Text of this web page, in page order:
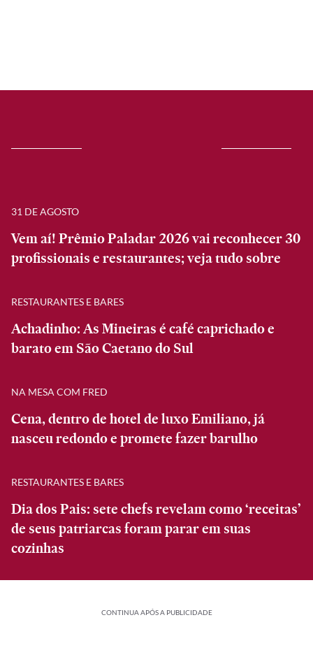
31 DE AGOSTO
Vem aí! Prêmio Paladar 2026 vai reconhecer 30
profissionais e restaurantes; veja tudo sobre
RESTAURANTES E BARES
Achadinho: As Mineiras é café caprichado e
barato em São Caetano do Sul
NA MESA COM FRED
Cena, dentro de hotel de luxo Emiliano, já
nasceu redondo e promete fazer barulho
RESTAURANTES E BARES
Dia dos Pais: sete chefs revelam como ‘receitas’
de seus patriarcas foram parar em suas
cozinhas
CONTINUA APÓS A PUBLICIDADE